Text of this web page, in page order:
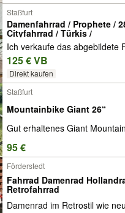
Staßfurt
Damenfahrrad / Prophete /
Cityfahrrad / Türkis /
Ich verkaufe das abgebildete
125 € VB
Direkt kaufen
Staßfurt
Mountainbike Giant 26“
Gut erhaltenes Giant
95 €
Förderstedt
Fahrrad Damenrad
Retrofahrrad
Damenrad im Retrostil wie